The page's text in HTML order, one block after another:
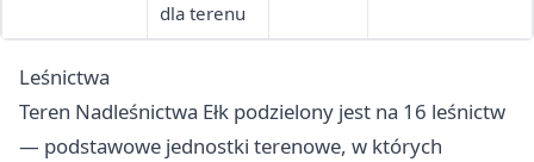
dla terenu
Leśnictwa
Teren Nadleśnictwa Ełk podzielony jest na 16 leśnictw
— podstawowe jednostki terenowe, w których